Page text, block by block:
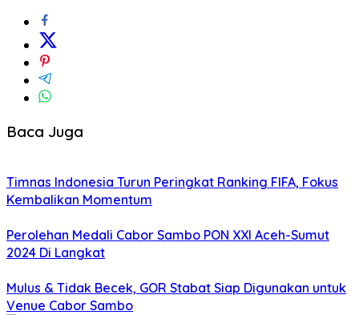
Baca Juga
Timnas Indonesia Turun Peringkat Ranking FIFA, Fokus
Kembalikan Momentum
Perolehan Medali Cabor Sambo PON XXI Aceh-Sumut
2024 Di Langkat
Mulus & Tidak Becek, GOR Stabat Siap Digunakan untuk
Venue Cabor Sambo